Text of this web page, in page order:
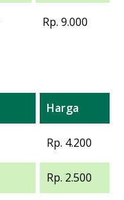
Rp. 9.000
Harga
Rp. 4.200
Rp. 2.500